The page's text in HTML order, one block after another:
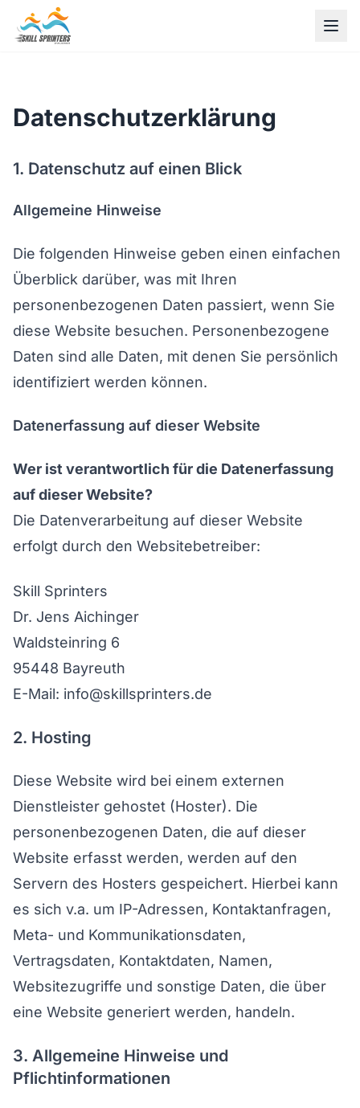
Datenschutzerklärung
1. Datenschutz auf einen Blick
Allgemeine Hinweise
Die folgenden Hinweise geben einen einfachen
Überblick darüber, was mit Ihren
personenbezogenen Daten passiert, wenn Sie
diese Website besuchen. Personenbezogene
Daten sind alle Daten, mit denen Sie persönlich
identifiziert werden können.
Datenerfassung auf dieser Website
Wer ist verantwortlich für die Datenerfassung
auf dieser Website?
Die Datenverarbeitung auf dieser Website
erfolgt durch den Websitebetreiber:
Skill Sprinters
Dr. Jens Aichinger
Waldsteinring 6
95448 Bayreuth
E-Mail: info@skillsprinters.de
2. Hosting
Diese Website wird bei einem externen
Dienstleister gehostet (Hoster). Die
personenbezogenen Daten, die auf dieser
Website erfasst werden, werden auf den
Servern des Hosters gespeichert. Hierbei kann
es sich v.a. um IP-Adressen, Kontaktanfragen,
Meta- und Kommunikationsdaten,
Vertragsdaten, Kontaktdaten, Namen,
Websitezugriffe und sonstige Daten, die über
eine Website generiert werden, handeln.
3. Allgemeine Hinweise und
Pflichtinformationen